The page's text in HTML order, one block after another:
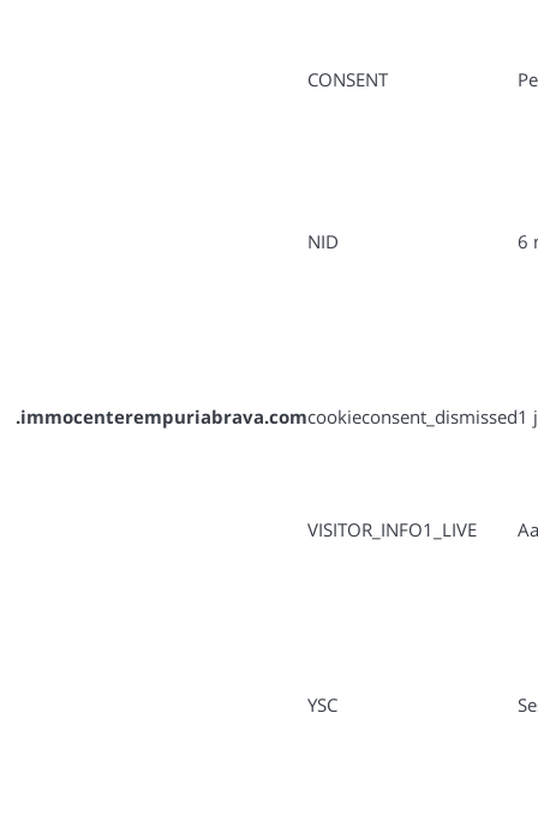
CONSENT
NID 6
.immocenterempuriabrava.comcookieconsent_dismissed1
VISITOR_INFO1_LIVE
YSC